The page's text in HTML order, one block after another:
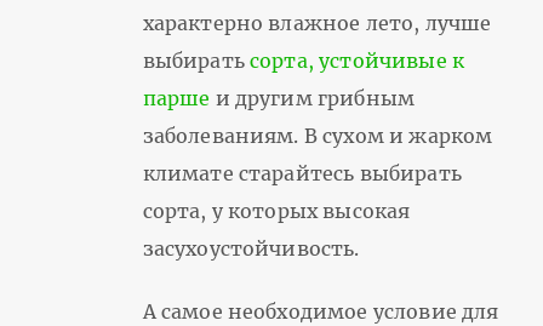
характерно влажное лето, лучше
выбиратьсорта, устойчивые к
парше и другим грибным
заболеваниям. В сухом и жарком
климате старайтесь выбирать
сорта, у которых высокая
засухоустойчивость.
А самое необходимое условие для